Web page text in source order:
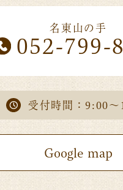
名東山の手
052-799-
受付時間：9:00～
Google map